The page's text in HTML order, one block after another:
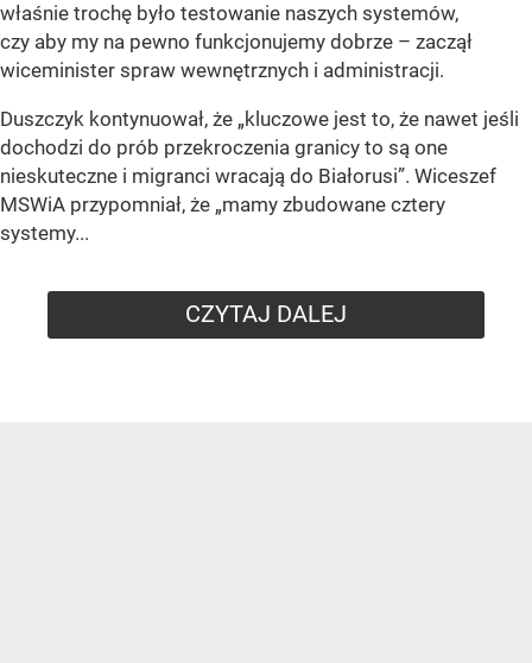
właśnie trochę było testowanie naszych systemów,
czy aby my na pewno funkcjonujemy dobrze – zaczął
wiceminister spraw wewnętrznych i administracji.
Duszczyk kontynuował, że „kluczowe jest to, że nawet jeśli
dochodzi do prób przekroczenia granicy to są one
nieskuteczne i migranci wracają do Białorusi”. Wiceszef
MSWiA przypomniał, że „mamy zbudowane cztery
systemy...
CZYTAJ DALEJ